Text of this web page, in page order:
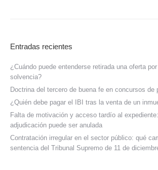
Entradas recientes
¿Cuándo puede entenderse retirada una oferta
solvencia?
Doctrina del tercero de buena fe en concursos de
¿Quién debe pagar el IBI tras la venta de un
Falta de motivación y acceso tardío al
adjudicación puede ser anulada
Contratación irregular en el sector público: qué
sentencia del Tribunal Supremo de 11 de